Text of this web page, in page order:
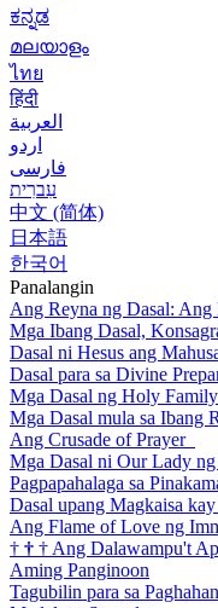
ಕನ್ನಡ
മലയാളം
ไทย
हिंदी
العربية
اردو
فارسی
עִברִית
中文 (简体)
日本語
한국어
Panalangin
Ang Reyna ng Dasal: Ang
Mga Ibang Dasal,
Dasal ni Hesus ang
Dasal para sa Divine
Mga Dasal ng Holy
Mga Dasal mula sa Ibang
Ang Crusade of Prayer
Mga Dasal ni Our Lady ng
Pagpapahalaga sa
Dasal upang Magkaisa
Ang Flame of Love ng
† † † Ang Dalawampu't
Aming Panginoon
Tagubilin para sa